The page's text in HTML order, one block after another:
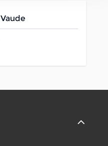
Vaude